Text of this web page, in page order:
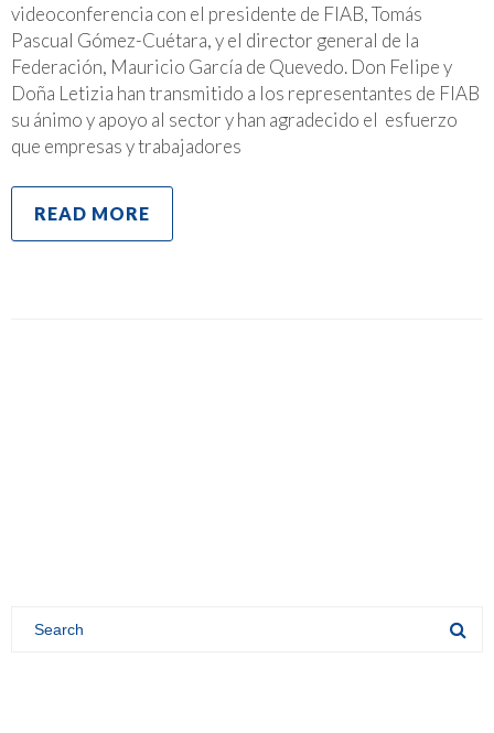
videoconferencia con el presidente de FIAB, Tomás
Pascual Gómez-Cuétara, y el director general de la
Federación, Mauricio García de Quevedo. Don Felipe y
Doña Letizia han transmitido a los representantes de FIAB
su ánimo y apoyo al sector y han agradecido el esfuerzo
que empresas y trabajadores
READ MORE